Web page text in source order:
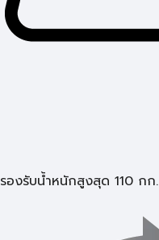
รองรับน้ำหนักสูงสุด 110 กก.